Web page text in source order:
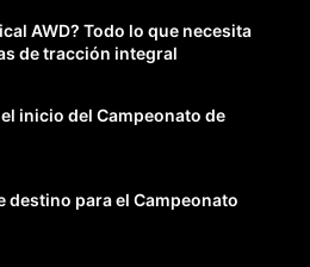
AWD? Todo lo que necesita
de tracción integral
inicio del Campeonato de
destino para el Campeonato